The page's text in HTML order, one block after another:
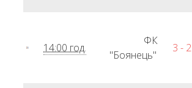
14:00 год.
ФК
"Боянець"
3 - 2